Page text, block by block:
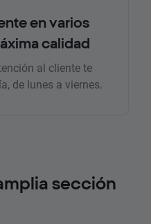
en varios
calidad
al cliente te
de lunes a viernes.
sección